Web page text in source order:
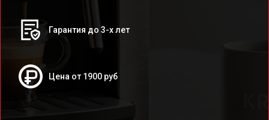
Гарантия до 3-х лет
Цена от 1900 руб